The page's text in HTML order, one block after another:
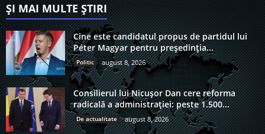
ȘI MAI MULTE ȘTIRI
Cine este candidatul propus de partidul lui
Péter Magyar pentru președinția...
Politic august 8, 2026
Consilierul lui Nicușor Dan cere reforma
radicală a administrației: peste 1.500...
De actualitate august 8, 2026